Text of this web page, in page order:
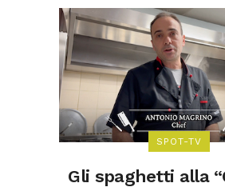
SPOT-TV
Gli spaghetti alla